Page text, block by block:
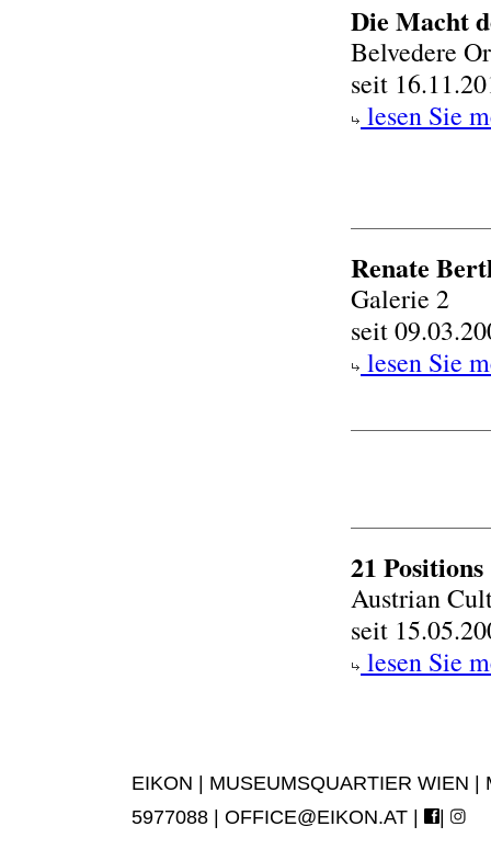
Die Macht
Belvedere
seit
lesen Sie
Renate
Galerie 2
seit
lesen Sie
21 Positions
Austrian
seit
lesen Sie
EIKON | MUSEUMSQUARTIER WIEN
5977088 | OFFICE@EIKON.AT | |